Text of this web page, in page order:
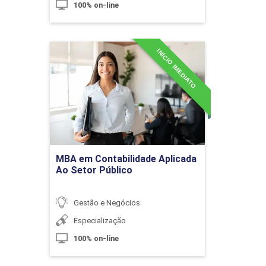
Plano de Marketing Digital
10h
Marketing de Relacionamento e
Atração e Retenção de Clientes
Estratégias de Precificação e Valor
100% on-line
MBA em Contabilidade Aplicada
Ao Setor Público
INÍCIO IMEDIATO
Gestão e Negócios
Especialização
100% on-line
MBA em Contabilidade
Aplicada Ao Setor Público
Detalhes do curso
Ir para Inscrição